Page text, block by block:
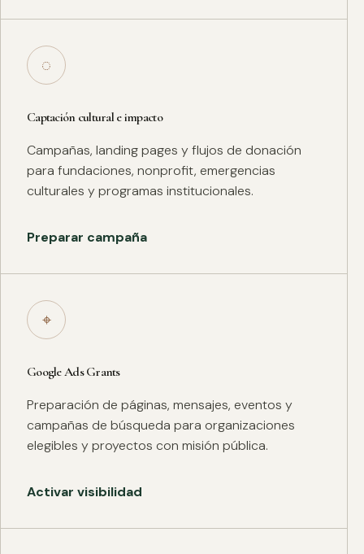
◌
Captación cultural e impacto
Campañas, landing pages y flujos de donación
para fundaciones, nonprofit, emergencias
culturales y programas institucionales.
Preparar campaña
⌖
Google Ads Grants
Preparación de páginas, mensajes, eventos y
campañas de búsqueda para organizaciones
elegibles y proyectos con misión pública.
Activar visibilidad